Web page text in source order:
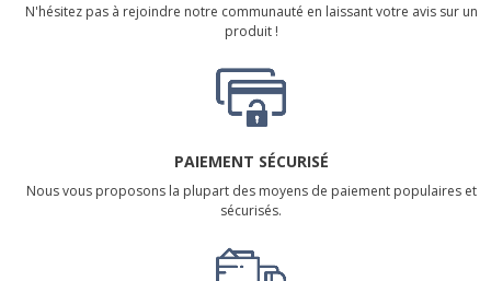
N'hésitez pas à rejoindre notre communauté en laissant votre avis sur un
produit !
PAIEMENT SÉCURISÉ
Nous vous proposons la plupart des moyens de paiement populaires et
sécurisés.